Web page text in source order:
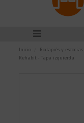
Inicio Rodapiés y escocias
Rehabit - Tapa izquierda